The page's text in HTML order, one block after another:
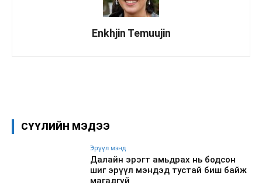
Enkhjin Temuujin
СҮҮЛИЙН МЭДЭЭ
Эрүүл мэнд
Далайн эрэгт амьдрах нь бодсон
шиг эрүүл мэндэд тустай биш байж
магадгүй